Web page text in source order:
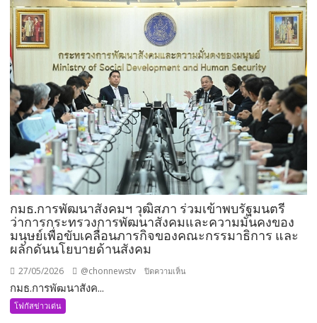
อรัญ
กมธ.คมนาคม
เพิ่ม
1
ตำแหน่ง
พร้อม
ลุย
งาน
ทันที
กมธ.การพัฒนาสังคมฯ วุฒิสภา ร่วมเข้าพบรัฐมนตรี
ว่าการกระทรวงการพัฒนาสังคมและความมั่นคงของ
มนุษย์เพื่อขับเคลื่อนภารกิจของคณะกรรมาธิการ และ
ผลักดันนโยบายด้านสังคม
27/05/2026 @chonnewstv ปิดความเห็น
กมธ.การพัฒนาสังค...
โฟกัสข่าวเด่น